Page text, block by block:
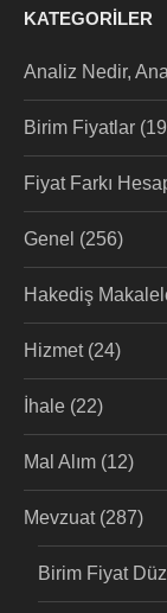
KATEGORILER
Analiz Nedir,
Birim Fiyatlar
Fiyat Farkı
Genel (256)
Hakediş
Hizmet(24)
İhale (22)
Mal Alım (12)
Mevzuat(287)
Birim Fiyat